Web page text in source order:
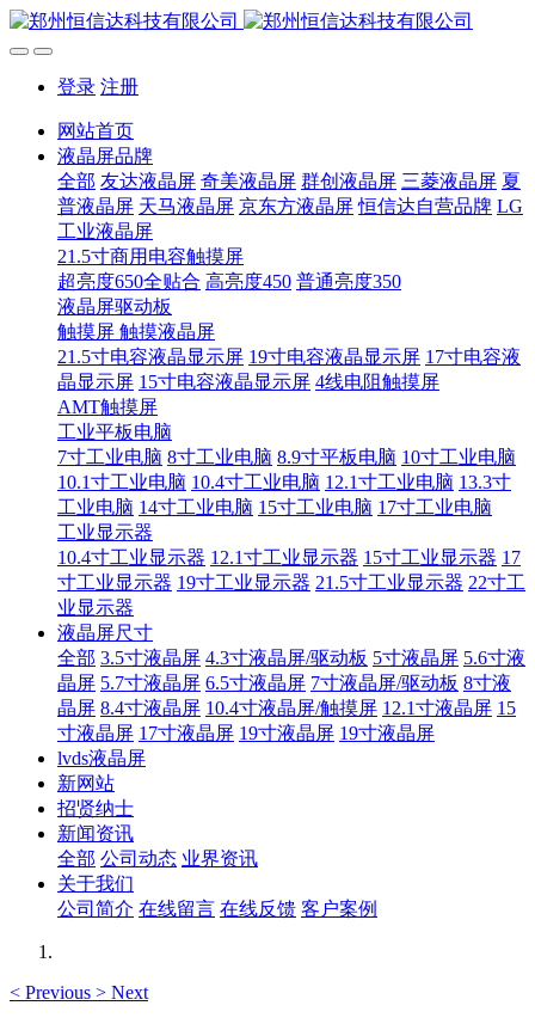
登录 注册
网站首页
液晶屏品牌
全部 友达液晶屏 奇美液晶屏 群创液晶屏 三菱液晶屏 夏
普液晶屏 天马液晶屏 京东方液晶屏 恒信达自营品牌 LG
工业液晶屏
21.5寸商用电容触摸屏
超亮度650全贴合 高亮度450 普通亮度350
液晶屏驱动板
触摸屏 触摸液晶屏
21.5寸电容液晶显示屏 19寸电容液晶显示屏 17寸电容液
晶显示屏 15寸电容液晶显示屏 4线电阻触摸屏
AMT触摸屏
工业平板电脑
7寸工业电脑 8寸工业电脑 8.9寸平板电脑 10寸工业电脑
10.1寸工业电脑 10.4寸工业电脑 12.1寸工业电脑 13.3寸
工业电脑 14寸工业电脑 15寸工业电脑 17寸工业电脑
工业显示器
10.4寸工业显示器 12.1寸工业显示器 15寸工业显示器 17
寸工业显示器 19寸工业显示器 21.5寸工业显示器 22寸工
业显示器
液晶屏尺寸
全部 3.5寸液晶屏 4.3寸液晶屏/驱动板 5寸液晶屏 5.6寸液
晶屏 5.7寸液晶屏 6.5寸液晶屏 7寸液晶屏/驱动板 8寸液
晶屏 8.4寸液晶屏 10.4寸液晶屏/触摸屏 12.1寸液晶屏 15
寸液晶屏 17寸液晶屏 19寸液晶屏 19寸液晶屏
lvds液晶屏
新网站
招贤纳士
新闻资讯
全部 公司动态 业界资讯
关于我们
公司简介 在线留言 在线反馈 客户案例
< Previous > Next